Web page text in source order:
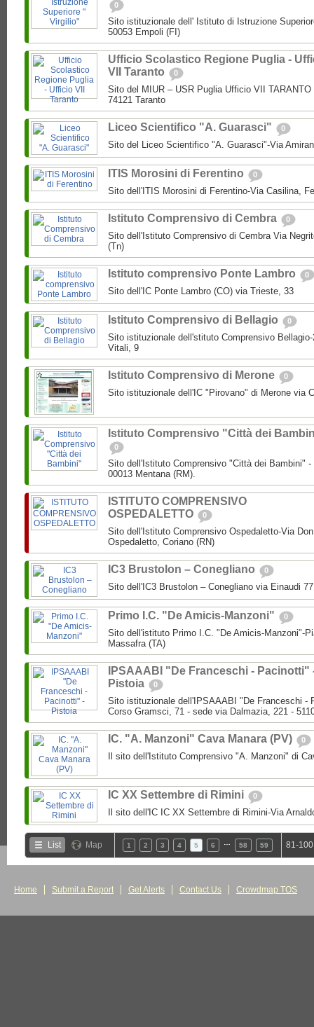
0
Sito istituzionale dell' Istituto di Istruzione
50053 Empoli (FI)
Ufficio Scolastico Regione Puglia -
VII Taranto
0
Sito del MIUR – USR Puglia Ufficio VII
74121 Taranto
Liceo Scientifico "A. Guarasci" 0
Sito del Liceo Scientifico "A. Guarasci"-Via
ITIS Morosini di Ferentino 0
Sito dell'ITIS Morosini di Ferentino-Via Casilina,
Istituto Comprensivo di Cembra 0
Sito dell'Istituto Comprensivo di Cembra Via
(Tn)
Istituto comprensivo Ponte Lambro 0
Sito dell'IC Ponte Lambro (CO) via Trieste, 33
Istituto Comprensivo di Bellagio 0
Sito istituzionale dell'stituto Comprensivo
Vitali, 9
Istituto Comprensivo di Merone 0
Sito istituzionale dell'IC "Pirovano" di Merone via
Istituto Comprensivo "Città dei
0
Sito dell'Istituto Comprensivo "Città dei Bambini"
00013 Mentana (RM).
ISTITUTO COMPRENSIVO
OSPEDALETTO
0
Sito dell'Istituto Comprensivo Ospedaletto-Via
Ospedaletto, Coriano (RN)
IC3 Brustolon – Conegliano 0
Sito dell'IC3 Brustolon – Conegliano via Einaudi
Primo I.C. "De Amicis-Manzoni" 0
Sito dell'istituto Primo I.C. "De Amicis-Manzoni"-
Massafra (TA)
IPSAAABI "De Franceschi - Pacinotti"
Pistoia
0
Sito istituzionale dell'IPSAAABI "De Franceschi -
Corso Gramsci, 71 - sede via Dalmazia, 221 -
IC. "A. Manzoni" Cava Manara (PV) 0
Il sito dell'Istituto Comprensivo "A. Manzoni" di
IC XX Settembre di Rimini 0
Il sito dell'IC IC XX Settembre di Rimini-Via
List Map 1 2 3 4 5 6 58 59 81-
Home Submit a Report Get Alerts Contact Us Crowdmap TOS